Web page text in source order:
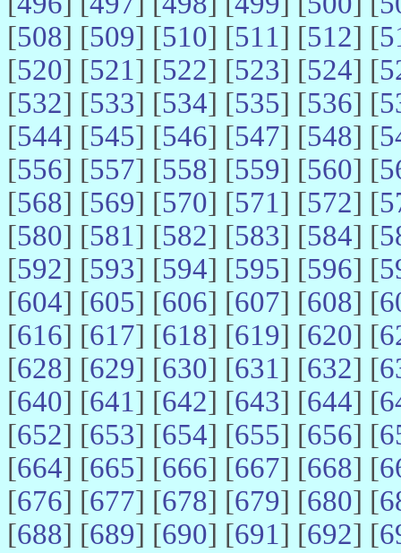
[508] [509] [510] [511] [512] [
[520] [521] [522] [523] [524] [
[532] [533] [534] [535] [536] [
[544] [545] [546] [547] [548] [
[556] [557] [558] [559] [560] [
[568] [569] [570] [571] [572] [
[580] [581] [582] [583] [584] [
[592] [593] [594] [595] [596] [
[604] [605] [606] [607] [608] [
[616] [617] [618] [619] [620] [
[628] [629] [630] [631] [632] [
[640] [641] [642] [643] [644] [
[652] [653] [654] [655] [656] [
[664] [665] [666] [667] [668] [
[676] [677] [678] [679] [680] [
[688] [689] [690] [691] [692] [